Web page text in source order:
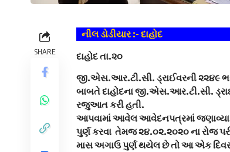
SHARE
નીલ ડોડીયાર :- દાહોદ
દાહોદ તા.૨૦
જી.એસ.આર.ટી.સી. ડ્રાઈવરની ૨૨૪૯
બાબતે દાહોદના જી.એસ.આર.ટી.સી.
રજુઆત કરી હતી.
આપવામાં આવેલ આવેદનપત્રમાં જણાવ્યા
પુર્ણ કરવા તેમજ ૨૪.૦૨.૨૦૨૦ ના રોજ
માસ અગાઉ પુર્ણ થયેલ છે તો આ એક